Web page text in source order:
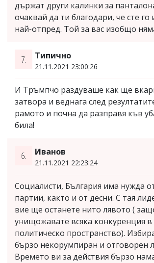
държат други калинки за
очаквай да ти благодари, че сте го
най-отпред. Той за вас изобщо
7. Типично
21.11.2021 23:00:26
И Тръмпчо раздуваше как ще
затвора и веднага след
рамото и почна да разправя къв
била!
6. Иванов
21.11.2021 22:23:24
Социалисти, България има нужда
партии, както и от десни. С тая
вие ще останете нито лявото (
унищожавате всяка конкуренция в
политическо пространство).
бързо некорумпиран и отговорен
Времето ви за действия бързо